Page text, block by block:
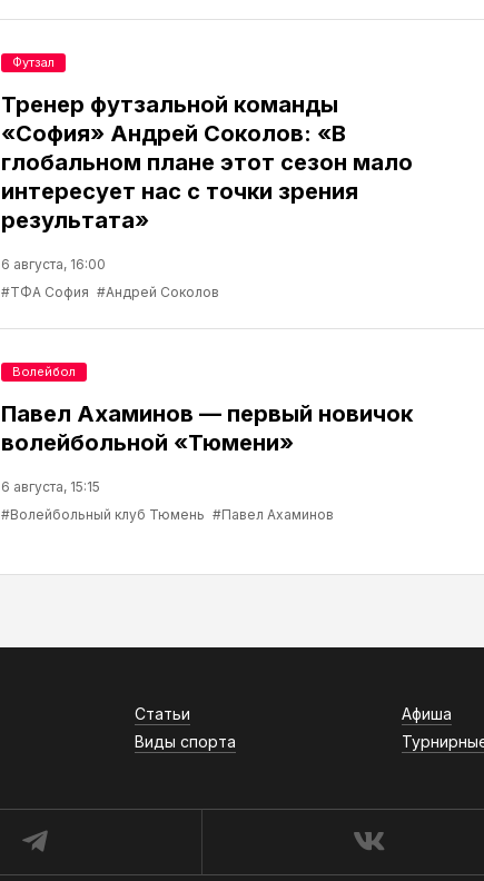
Тренер футзальной команды
«София» Андрей Соколов: «В
глобальном плане этот сезон мало
интересует нас с точки зрения
результата»
6 августа, 16:00
#ТФА София #Андрей Соколов
Футзал
Павел Ахаминов — первый новичок
волейбольной «Тюмени»
6 августа, 15:15
#Волейбольный клуб Тюмень #Павел Ахаминов
Волейбол
Статьи Афиша
Виды спорта